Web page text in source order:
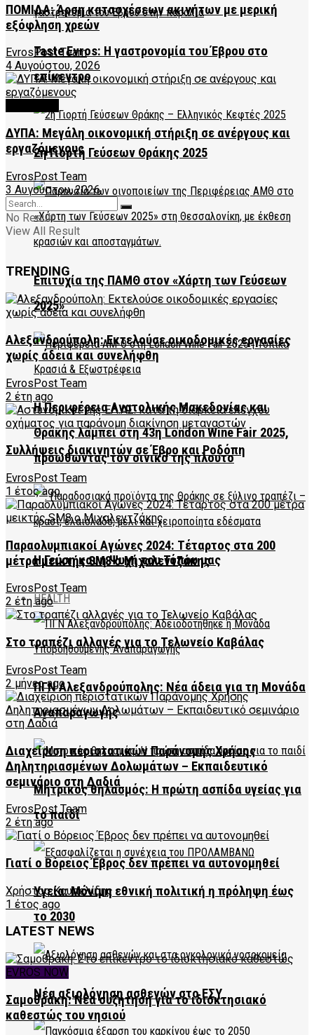
Taste Evros: Η γαστρονομία του Έβρου στο
επίκεντρο
2η Γιορτή Γεύσεων Θράκης 2025
Επιτυχία της ΠΑΜΘ στον «Χάρτη των Γεύσεων
2025»
Η Περιφέρεια Ανατολικής Μακεδονίας και
Θράκης λάμπει στη 43η London Wine Fair 2025,
προωθώντας τον οινικό της πλούτο
Η Γεύση και η Ψυχή του Τόπου μας
HEALTH
ΠΓΝ Αλεξανδρούπολης: Νέα άδεια για τη Μονάδα
Αναπαραγωγής
Μητρικός θηλασμός: Η πρώτη ασπίδα υγείας για
το παιδί
Υγεία: Μόνιμη εθνική πολιτική η πρόληψη έως
το 2030
Νέα αξιολόγηση ασθενών στο ΕΣΥ
ΠΟΜΙΔΑ: Άρση κατασχέσεων ακινήτων με μερική
εξόφληση χρεών
EvrosPost Team
4 Αυγούστου, 2026
ΔΥΠΑ: Μεγάλη οικονομική στήριξη σε ανέργους και
εργαζόμενους
EvrosPost Team
3 Αυγούστου, 2026
No Result
View All Result
TRENDING
Αλεξανδρούπολη: Εκτελούσε οικοδομικές εργασίες
χωρίς άδεια και συνελήφθη
EvrosPost Team
2 έτη ago
Συλλήψεις διακινητών σε Έβρο και Ροδόπη
EvrosPost Team
1 έτος ago
Παραολυμπιακοί Αγώνες 2024: Τέταρτος στα 200
μέτρα μεικτής SM8 o Μιχαλεντζάκης
EvrosPost Team
2 έτη ago
Στο τραπέζι αλλαγές για το Τελωνείο Καβάλας
EvrosPost Team
2 μήνες ago
Διαχείριση περιστατικών Παράνομης Χρήσης
Δηλητηριασμένων Δολωμάτων – Εκπαιδευτικό
σεμινάριο στη Δαδιά
EvrosPost Team
2 έτη ago
Γιατί ο Βόρειος Έβρος δεν πρέπει να αυτονομηθεί
Χρήστος Κουπελίδης
1 έτος ago
LATEST NEWS
EVROS NOW
Σαμοθράκη: Νέα συζήτηση για το ιδιοκτησιακό
καθεστώς του νησιού